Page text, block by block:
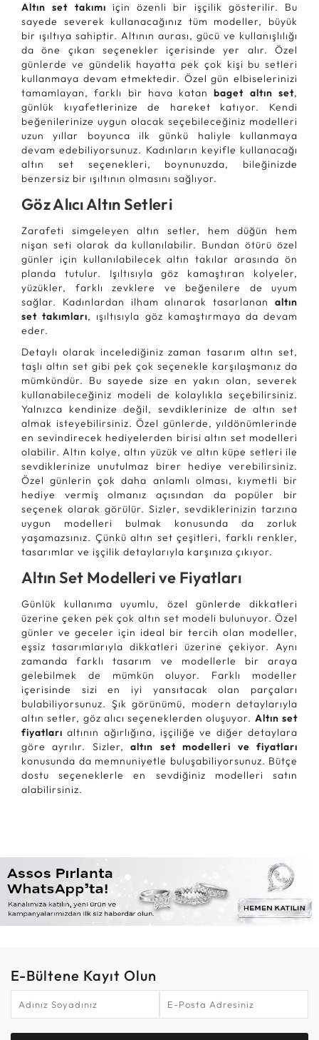
Altın set takımı için özenli bir işçilik gösterilir. Bu
sayede severek kullanacağınız tüm modeller, büyük
bir ışıltıya sahiptir. Altının aurası, gücü ve kullanışlılığı
da öne çıkan seçenekler içerisinde yer alır. Özel
günlerde ve gündelik hayatta pek çok kişi bu setleri
kullanmaya devam etmektedir. Özel gün elbiselerinizi
tamamlayan, farklı bir hava katanbaget altın set,
günlük kıyafetlerinize de hareket katıyor. Kendi
beğenilerinize uygun olacak seçebileceğiniz modelleri
uzun yıllar boyunca ilk günkü haliyle kullanmaya
devam edebiliyorsunuz. Kadınların keyifle kullanacağı
altın set seçenekleri, boynunuzda, bileğinizde
benzersiz bir ışıltının olmasını sağlıyor.
Göz Alıcı Altın Setleri
Zarafeti simgeleyen altın setler, hem düğün hem
nişan seti olarak da kullanılabilir. Bundan ötürü özel
günler için kullanılabilecek altın takılar arasında ön
planda tutulur. Işıltısıyla göz kamaştıran kolyeler,
yüzükler, farklı zevklere ve beğenilere de uyum
sağlar. Kadınlardan ilham alınarak tasarlanan altın
set takımları, ışıltısıyla göz kamaştırmaya da devam
eder.
Detaylı olarak incelediğiniz zaman tasarım altın set,
taşlı altın set gibi pek çok seçenekle karşılaşmanız da
mümkündür. Bu sayede size en yakın olan, severek
kullanabileceğiniz modeli de kolaylıkla seçebilirsiniz.
Yalnızca kendinize değil, sevdiklerinize de altın set
almak isteyebilirsiniz. Özel günlerde, yıldönümlerinde
en sevindirecek hediyelerden birisi altın set modelleri
olabilir. Altın kolye, altın yüzük ve altın küpe setleri ile
sevdiklerinize unutulmaz birer hediye verebilirsiniz.
Özel günlerin çok daha anlamlı olması, kıymetli bir
hediye vermiş olmanız açısından da popüler bir
seçenek olarak görülür. Sizler, sevdiklerinizin tarzına
uygun modelleri bulmak konusunda da zorluk
yaşamazsınız. Çünkü altın set çeşitleri, farklı renkler,
tasarımlar ve işçilik detaylarıyla karşınıza çıkıyor.
Altın Set Modelleri ve Fiyatları
Günlük kullanıma uyumlu, özel günlerde dikkatleri
üzerine çeken pek çok altın set modeli bulunuyor. Özel
günler ve geceler için ideal bir tercih olan modeller,
eşsiz tasarımlarıyla dikkatleri üzerine çekiyor. Aynı
zamanda farklı tasarım ve modellerle bir araya
gelebilmek de mümkün oluyor. Farklı modeller
içerisinde sizi en iyi yansıtacak olan parçaları
bulabiliyorsunuz. Şık görünümü, modern detaylarıyla
altın setler, göz alıcı seçeneklerden oluşuyor. Altın set
fiyatları altının ağırlığına, işçiliğe ve diğer detaylara
göre ayrılır. Sizler,altın set modelleri ve fiyatları
konusunda da memnuniyetle buluşabiliyorsunuz. Bütçe
dostu seçeneklerle en sevdiğiniz modelleri satın
alabilirsiniz.
E-Bültene Kayıt Olun